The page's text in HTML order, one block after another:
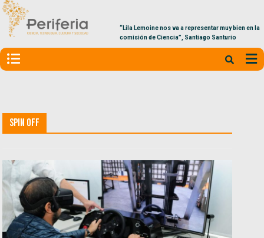
“Lila Lemoine nos va a representar muy bien en la
comisión de Ciencia”, Santiago Santurio
Spin off